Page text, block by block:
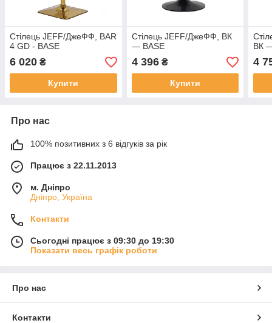
Стілець JEFF/ДжеФФ, BAR
4 GD - BASE
6 020 ₴
Купити
Стілець JEFF/ДжеФФ, ВК
— BASE
4 396₴
Купити
ВК
4
Про нас
100% позитивних з 6 відгуків за рік
Працює з 22.11.2013
м. Дніпро
Дніпро, Україна
Контакти
Сьогодні працює з 09:30 до 19:30
Показати весь графік роботи
Про нас
Контакти